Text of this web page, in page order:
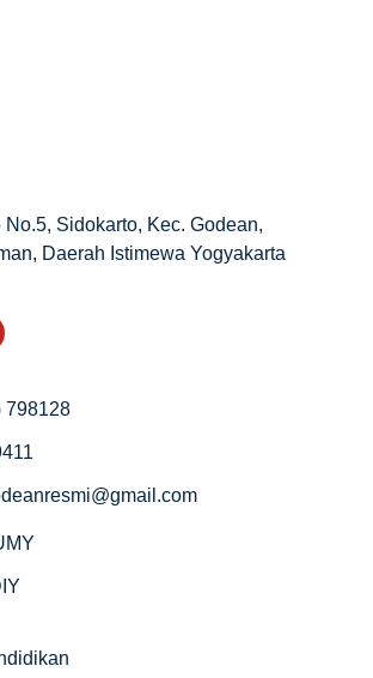
Sidokarto, Kec. Godean,
Daerah Istimewa Yogyakarta
798128